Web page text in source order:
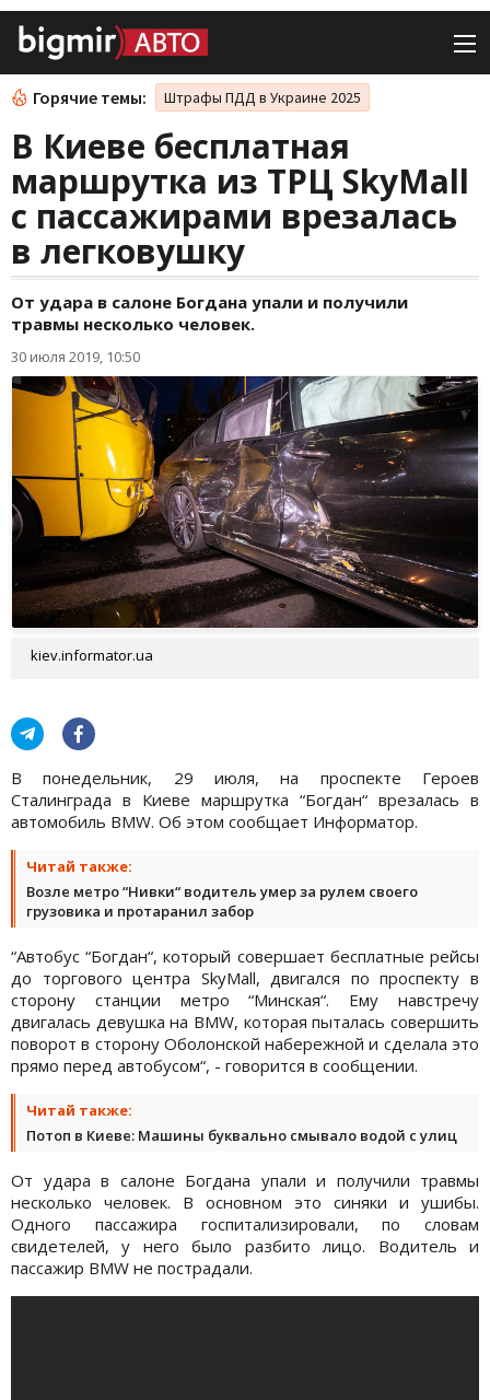
Горячие темы: Штрафы ПДД в Украине 2025
В Киеве бесплатная
маршрутка из ТРЦ SkyMall
с пассажирами врезалась
в легковушку
От удара в салоне Богдана упали и получили
травмы несколько человек.
30 июля 2019, 10:50
kiev.informator.ua
В понедельник, 29 июля, на проспекте Героев
Сталинграда в Киеве маршрутка “Богдан“ врезалась в
автомобиль BMW. Об этом сообщает Информатор.
Читай также:
Возле метро “Нивки“ водитель умер за рулем своего
грузовика и протаранил забор
“Автобус “Богдан“, который совершает бесплатные рейсы
до торгового центра SkyMall, двигался по проспекту в
сторону станции метро “Минская“. Ему навстречу
двигалась девушка на BMW, которая пыталась совершить
поворот в сторону Оболонской набережной и сделала это
прямо перед автобусом“, - говорится в сообщении.
Читай также:
Потоп в Киеве: Машины буквально смывало водой с улиц
От удара в салоне Богдана упали и получили травмы
несколько человек. В основном это синяки и ушибы.
Одного пассажира госпитализировали, по словам
свидетелей, у него было разбито лицо. Водитель и
пассажир BMW не пострадали.